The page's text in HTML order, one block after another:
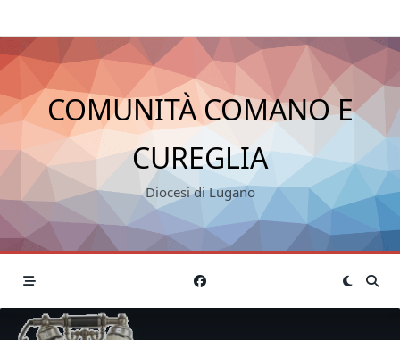
COMUNITÀ COMANO E
CUREGLIA
Diocesi di Lugano